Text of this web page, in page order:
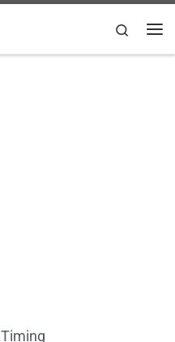
Search
Timing